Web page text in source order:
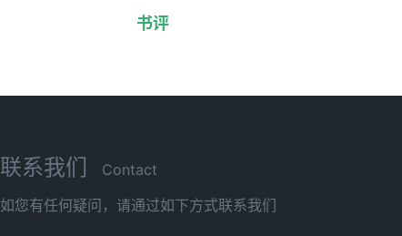
书评
联系我们
Contact
如您有任何疑问，请通过如下方式联系我们